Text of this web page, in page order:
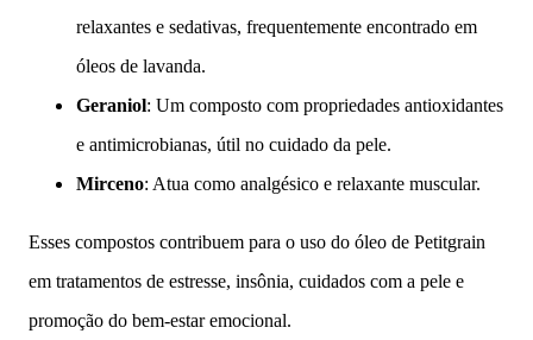
relaxantes e sedativas, frequentemente encontrado em
óleos de lavanda.
Geraniol: Um composto com propriedades antioxidantes
e antimicrobianas, útil no cuidado da pele.
Mirceno: Atua como analgésico e relaxante muscular.
Esses compostos contribuem para o uso do óleo de Petitgrain
em tratamentos de estresse, insônia, cuidados com a pele e
promoção do bem-estar emocional.